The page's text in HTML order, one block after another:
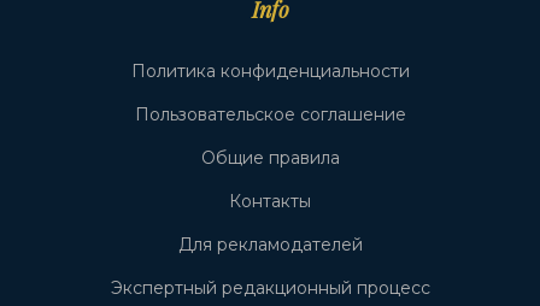
Info
Политика конфиденциальности
Пользовательское соглашение
Общие правила
Контакты
Для рекламодателей
Экспертный редакционный процесс